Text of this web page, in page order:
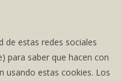
de estas redes sociales
para saber que hacen con
usando estas cookies. Los